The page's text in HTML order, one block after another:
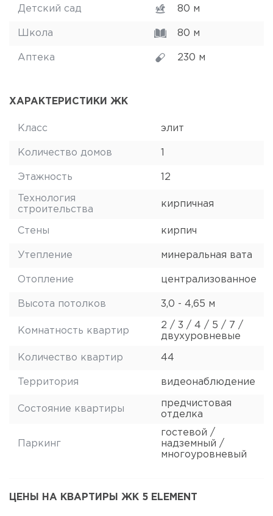
Детский сад 80 м
Школа 80 м
Аптека 230 м
ХАРАКТЕРИСТИКИ ЖК
Класс элит
Количество домов
Этажность 12
Технология
строительства
кирпичная
Стены кирпич
Утепление минеральная вата
Отопление централизованное
Высота потолков 3,0 - 4,65 м
Комнатность квартир
2 / 3 / 4 / 5 / 7 /
двухуровневые
Количество квартир 44
Территория видеонаблюдение
Состояние квартиры
предчистовая
отделка
Паркинг
гостевой /
надземный /
многоуровневый
ЦЕНЫ НА КВАРТИРЫ ЖК 5 ELEMENT